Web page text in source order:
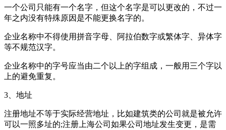
一个公司只能有一个名字，但这个名字是可以更改的，不过一
年之内没有特殊原因是不能更换名字的。
企业名称中不得使用拼音字母、阿拉伯数字或繁体字、异体字
等不规范汉字。
企业名称中的字号应当由二个以上的字组成，一般用三个字以
上的避免重复。
3、地址
注册地址不等于实际经营地址，比如建筑类的公司就是被允许
可以一照多址的;注册上海公司如果公司地址发生变更，是需